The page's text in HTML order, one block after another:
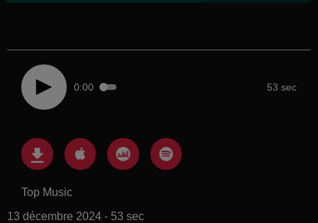
0:00 53 sec
Top Music
13 décembre 2024 - 53 sec